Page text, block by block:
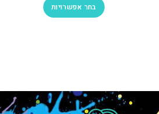
בחר אפשרויות